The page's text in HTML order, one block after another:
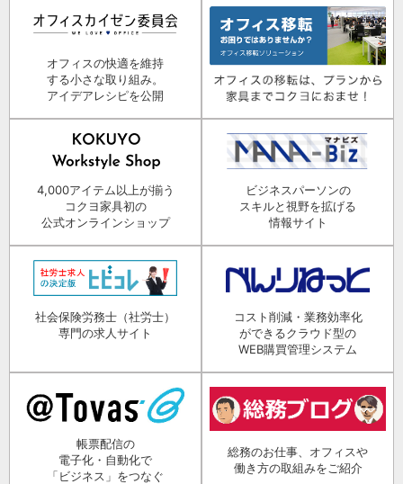
オフィスの快適を維持
する小さな取り組み。
アイデアレシピを公開
4,000アイテム以上が揃う
コクヨ家具初の
公式オンラインショップ
ビジネスパーソンの
スキルと視野を拡げる
情報サイト
社会保険労務士（社労士）
専門の求人サイト
コスト削減・業務効率化
ができるクラウド型の
WEB購買管理システム
帳票配信の
電子化・自動化で
「ビジネス」をつなぐ
総務のお仕事、オフィスや
働き方の取組みをご紹介